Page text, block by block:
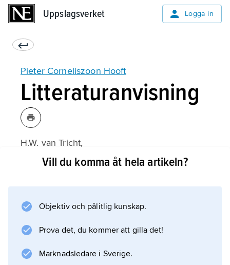
Uppslagsverket Logga in
Pieter Corneliszoon Hooft
Litteraturanvisning
H.W. van Tricht,
Het leven van Pieter Corneliszoon Hooft
Vill du komma åt hela artikeln?
Objektiv och pålitlig kunskap.
Prova det, du kommer att gilla det!
Marknadsledare i Sverige.